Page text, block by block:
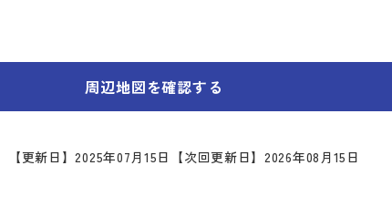
周辺地図を確認する
【更新日】2025年07月15日 【次回更新日】2026年08月15日